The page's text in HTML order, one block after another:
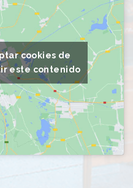
cookies de
este contenido